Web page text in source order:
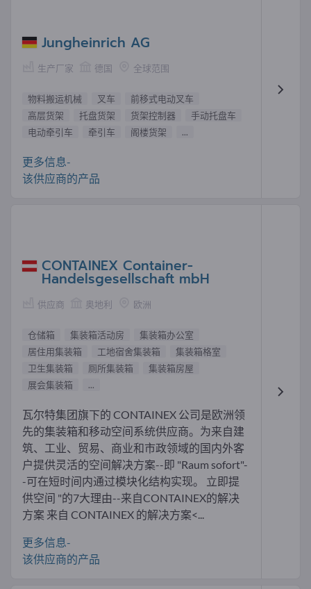
Jungheinrich AG
生产厂家 德国 全球范围
物料搬运机械 叉车
前移式电动叉车
高层货架
托盘货架 货架控制器
手动托盘车
电动牵引车
牵引车 阁楼货架 ...
更多信息-
该供应商的产品
CONTAINEX Container-
Handelsgesellschaft mbH
供应商 奥地利 欧洲
仓储箱 集装箱活动房
集装箱办公室
居住用集装箱
工地宿舍集装箱
集装箱格室
卫生集装箱
厕所集装箱
集装箱房屋
展会集装箱
...
瓦尔特集团旗下的 CONTAINEX 公司是欧洲领
先的集装箱和移动空间系统供应商。为来自建
筑、工业、贸易、商业和市政领域的国内外客
户提供灵活的空间解决方案--即 "Raum sofort"-
-可在短时间内通过模块化结构实现。 立即提
供空间 "的7大理由--来自CONTAINEX的解决
方案 来自 CONTAINEX 的解决方案<...
更多信息-
该供应商的产品